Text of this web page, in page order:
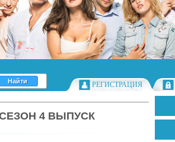
РЕГИСТРАЦИЯ
4 ВЫПУСК